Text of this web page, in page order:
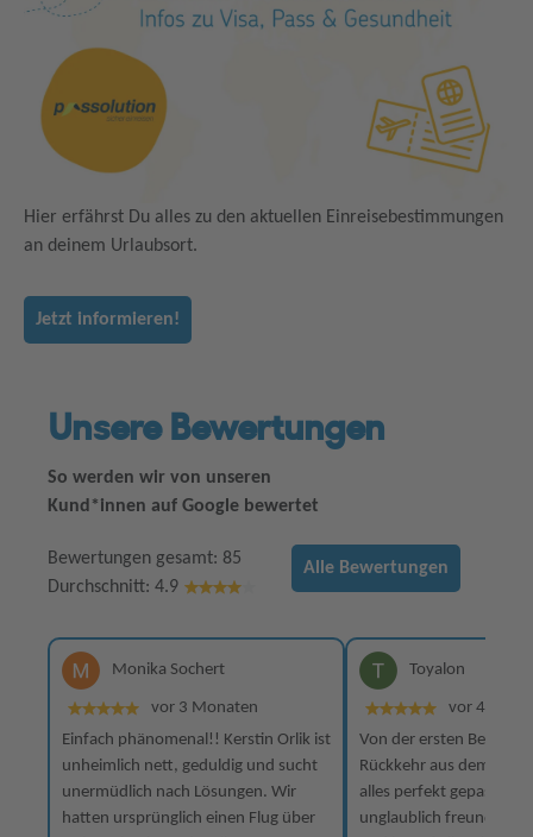
Hier erfährst Du alles zu den aktuellen Einreisebestimmungen
an deinem Urlaubsort.
Jetzt informieren!
Unsere Bewertungen
So werden wir von unseren
Kund*innen auf Google bewertet
Bewertungen gesamt: 85
Durchschnitt: 4.9
Alle Bewertungen
Monika Sochert
vor 3 Monaten
Einfach phänomenal!! Kerstin Orlik ist
unheimlich nett, geduldig und sucht
unermüdlich nach Lösungen. Wir
hatten ursprünglich einen Flug über
Toyalon
vor 4
Von der ersten
Rückkehr aus dem
alles perfekt gepasst.
unglaublich freundlich,